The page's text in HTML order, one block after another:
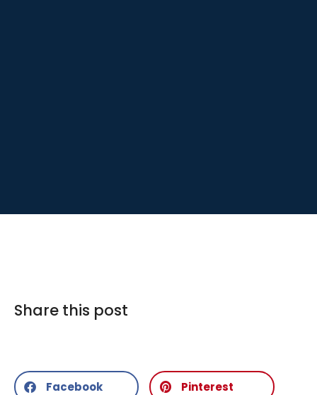
Share this post
Facebook Pinterest